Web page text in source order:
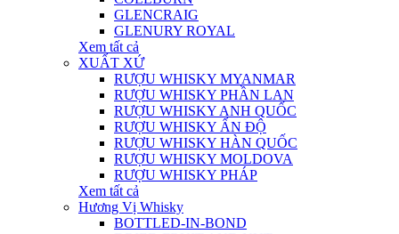
GLENCRAIG
GLENURY ROYAL
Xem tất cả
XUẤT XỨ
RƯỢU WHISKY MYANMAR
RƯỢU WHISKY PHẦN LAN
RƯỢU WHISKY ANH QUỐC
RƯỢU WHISKY ẤN ĐỘ
RƯỢU WHISKY HÀN QUỐC
RƯỢU WHISKY MOLDOVA
RƯỢU WHISKY PHÁP
Xem tất cả
Hương Vị Whisky
BOTTLED-IN-BOND